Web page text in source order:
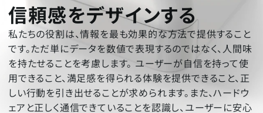
信頼感をデザインする
私たちの役割は、情報を最も効果的な方法で提供すること
です。ただ単にデータを数値で表現するのではなく、人間味
を持たせることを考慮します。 ユーザーが自信を持って使
用できること、満足感を得られる体験を提供できること、正
しい行動を引き出せることが求められます。また、ハードウ
ェアと正しく通信できていることを認識し、ユーザーに安心